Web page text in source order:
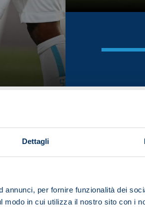
Dettagli
annunci, per fornire funzionalità dei
in cui utilizza il nostro sito con i